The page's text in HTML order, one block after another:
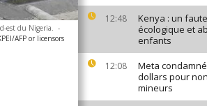
12:48
Kenya : un
écologique et
enfants
12:08
Meta
dollars pour
mineurs
est du Nigeria. -
AFP or licensors